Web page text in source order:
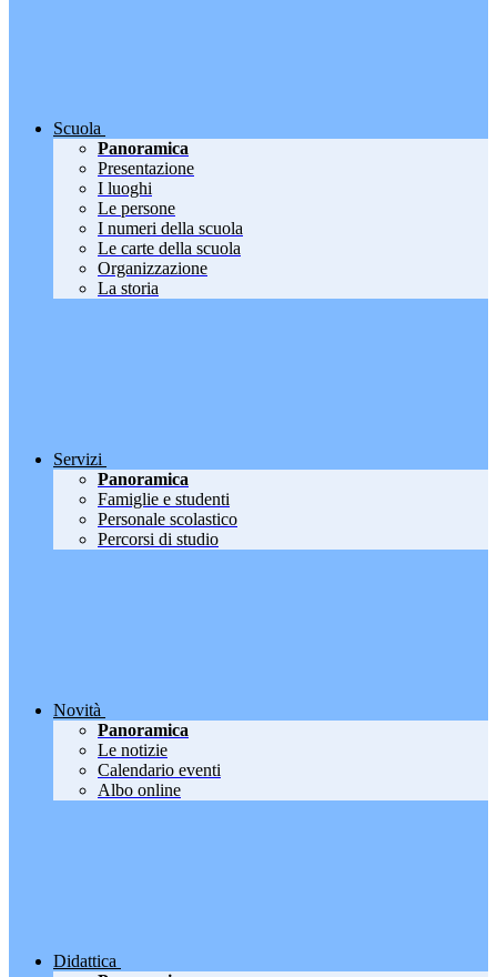
Scuola
Panoramica
Presentazione
I luoghi
Le persone
I numeri della scuola
Le carte della scuola
Organizzazione
La storia
Servizi
Panoramica
Famiglie e studenti
Personale scolastico
Percorsi di studio
Novità
Panoramica
Le notizie
Calendario eventi
Albo online
Didattica